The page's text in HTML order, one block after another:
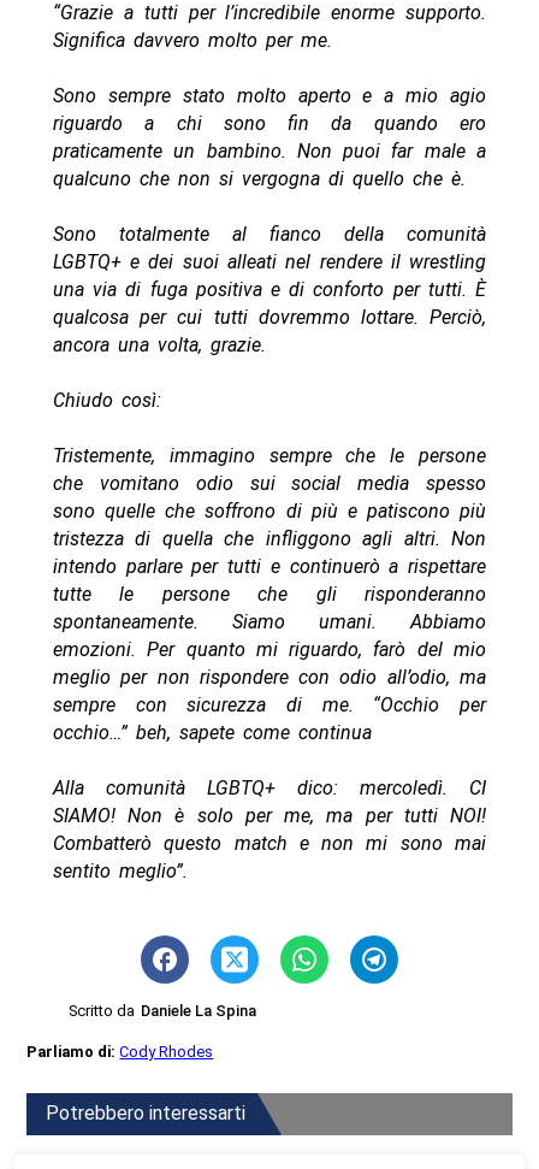
“Grazie a tutti per l’incredibile enorme supporto.
Significa davvero molto per me.
Sono sempre stato molto aperto e a mio agio
riguardo a chi sono fin da quando ero
praticamente un bambino. Non puoi far male a
qualcuno che non si vergogna di quello che è.
Sono totalmente al fianco della comunità
LGBTQ+ e dei suoi alleati nel rendere il wrestling
una via di fuga positiva e di conforto per tutti. È
qualcosa per cui tutti dovremmo lottare. Perciò,
ancora una volta, grazie.
Chiudo così:
Tristemente, immagino sempre che le persone
che vomitano odio sui social media spesso
sono quelle che soffrono di più e patiscono più
tristezza di quella che infliggono agli altri. Non
intendo parlare per tutti e continuerò a rispettare
tutte le persone che gli risponderanno
spontaneamente. Siamo umani. Abbiamo
emozioni. Per quanto mi riguardo, farò del mio
meglio per non rispondere con odio all’odio, ma
sempre con sicurezza di me. “Occhio per
occhio…” beh, sapete come continua
Alla comunità LGBTQ+ dico: mercoledì. CI
SIAMO! Non è solo per me, ma per tutti NOI!
Combatterò questo match e non mi sono mai
sentito meglio”.
Scritto da Daniele La Spina
Parliamo di:Cody Rhodes
Potrebbero interessarti